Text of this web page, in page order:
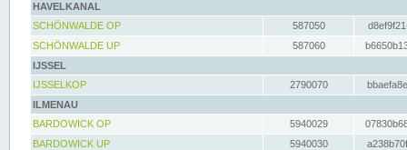
HAVELKANAL
SCHÖNWALDE OP
587050
SCHÖNWALDE UP
587060
IJSSEL
IJSSELKOP
2790070
ILMENAU
BARDOWICK OP
5940029
BARDOWICK UP
5940030